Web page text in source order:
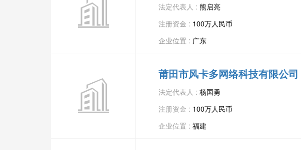
法定代表人 : 熊启亮
注册资金 : 100万人民币
企业位置 : 广东
莆田市风卡多网络科技有限公司
法定代表人 : 杨国勇
注册资金 : 100万人民币
企业位置 : 福建